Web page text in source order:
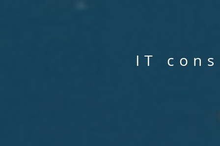
IT